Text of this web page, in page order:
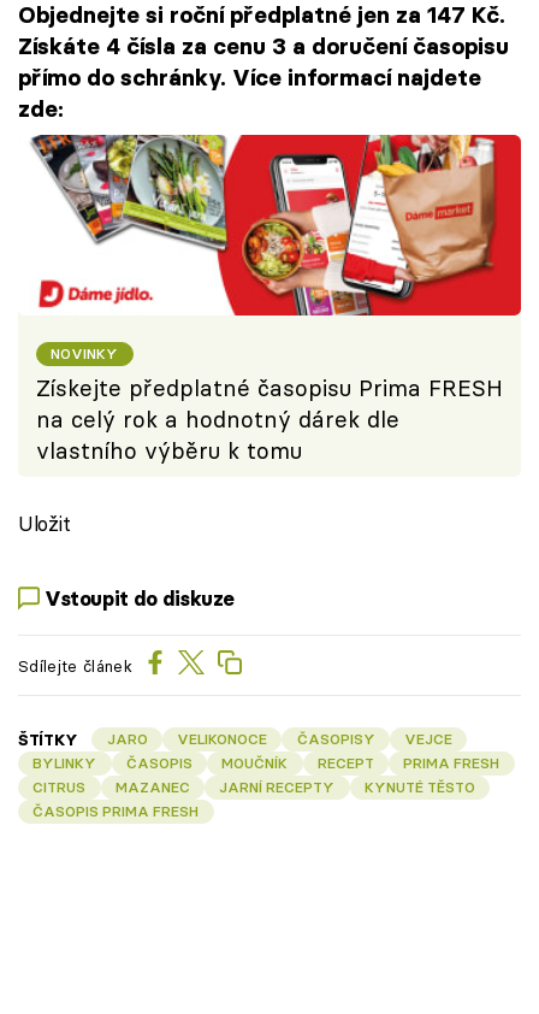
Objednejte si roční předplatné jen za 147 Kč.
Získáte 4 čísla za cenu 3 a doručení časopisu
přímo do schránky. Více informací najdete
zde:
NOVINKY
Získejte předplatné časopisu Prima FRESH
na celý rok a hodnotný dárek dle
vlastního výběru k tomu
Uložit
Vstoupit do diskuze
Sdílejte článek
ŠTÍTKY JARO VELIKONOCE ČASOPISY
VEJCE
BYLINKY
ČASOPIS MOUČNÍK RECEPT
PRIMA FRESH
CITRUS
MAZANEC JARNÍ RECEPTY
KYNUTÉ TĚSTO
ČASOPIS PRIMA FRESH